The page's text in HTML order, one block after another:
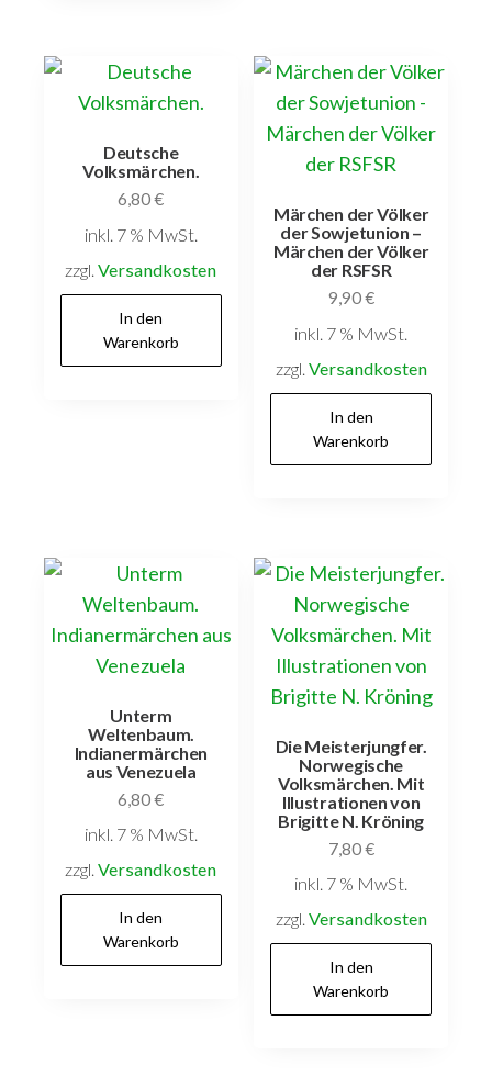
Deutsche
Volksmärchen.
6,80€
inkl. 7 % MwSt.
zzgl.Versandkosten
In den
Warenkorb
Märchen der Völker
der Sowjetunion –
Märchen der Völker
der RSFSR
9,90€
inkl. 7 % MwSt.
zzgl. Versandkosten
In den
Warenkorb
Unterm
Weltenbaum.
Indianermärchen
aus Venezuela
6,80€
inkl. 7 % MwSt.
zzgl.Versandkosten
In den
Warenkorb
Die Meisterjungfer.
Norwegische
Volksmärchen. Mit
Illustrationen von
Brigitte N. Kröning
7,80€
inkl. 7 % MwSt.
zzgl. Versandkosten
In den
Warenkorb